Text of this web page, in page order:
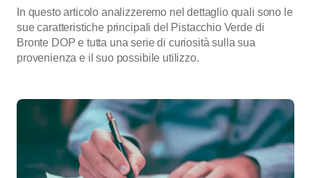
In questo articolo analizzeremo nel dettaglio quali sono le
sue caratteristiche principali del Pistacchio Verde di
Bronte DOP e tutta una serie di curiosità sulla sua
provenienza e il suo possibile utilizzo.